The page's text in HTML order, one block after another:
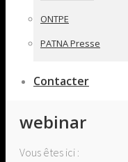
ONTPE
PATNA Presse
Contacter
webinar
Vous êtes ici :